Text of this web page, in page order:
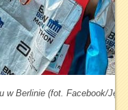
w Berlinie (fot. Facebook/